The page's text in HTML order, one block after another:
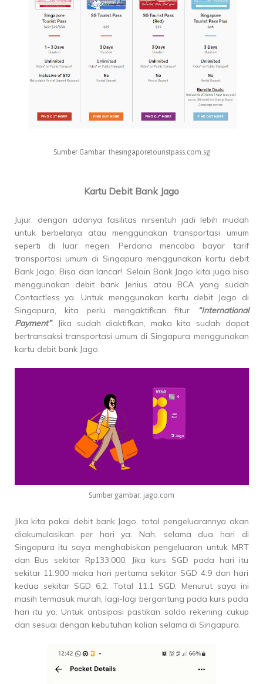
Sumber Gambar: thesingaporetouristpass.com.sg
Kartu Debit Bank Jago
Jujur, dengan adanya fasilitas nirsentuh jadi lebih mudah
untuk berbelanja atau menggunakan transportasi umum
seperti di luar negeri. Perdana mencoba bayar tarif
transportasi umum di Singapura menggunakan kartu debit
Bank Jago. Bisa dan lancar!. Selain Bank Jago kita juga bisa
menggunakan debit bank Jenius atau BCA yang sudah
Contactless ya. Untuk menggunakan kartu debit Jago di
Singapura, kita perlu mengaktifkan fitur
“International
Payment”. Jika sudah diaktifkan, maka kita sudah dapat
bertransaksi transportasi umum di Singapura menggunakan
kartu debit bank Jago.
Sumber gambar: jago.com
Jika kita pakai debit bank Jago, total pengeluarannya akan
diakumulasikan per hari ya. Nah, selama dua hari di
Singapura itu saya menghabiskan pengeluaran untuk MRT
dan Bus sekitar Rp133.000. Jika kurs SGD pada hari itu
sekitar 11.900 maka hari pertama sekitar SGD 4.9 dan hari
kedua sekitar SGD 6,2. Total 11.1 SGD. Menurut saya ini
masih termasuk murah, lagi-lagi bergantung pada kurs pada
hari itu ya. Untuk antisipasi pastikan saldo rekening cukup
dan sesuai dengan kebutuhan kalian selama di Singapura.